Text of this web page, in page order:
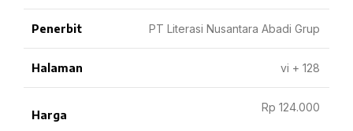
Penerbit PT Literasi Nusantara Abadi Grup
Halaman vi + 128
Harga
Rp 124.000